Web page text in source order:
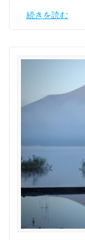
続きを読む